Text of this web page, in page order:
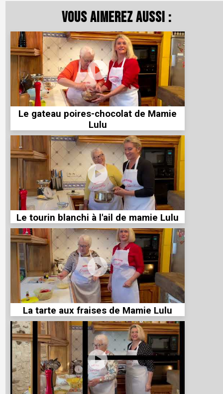
Vous aimerez aussi :
Le gateau poires-chocolat de Mamie
Lulu
Le tourin blanchi à l'ail de mamie Lulu
La tarte aux fraises de Mamie Lulu